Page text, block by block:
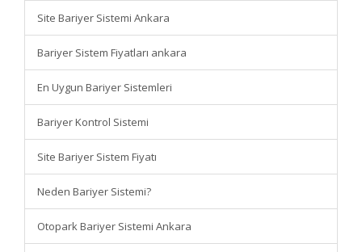
Site Bariyer Sistemi Ankara
Bariyer Sistem Fiyatları ankara
En Uygun Bariyer Sistemleri
Bariyer Kontrol Sistemi
Site Bariyer Sistem Fiyatı
Neden Bariyer Sistemi?
Otopark Bariyer Sistemi Ankara